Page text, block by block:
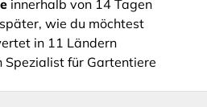
innerhalb von 14 Tagen
wie du möchtest
in 11 Ländern
Spezialist für Gartentiere